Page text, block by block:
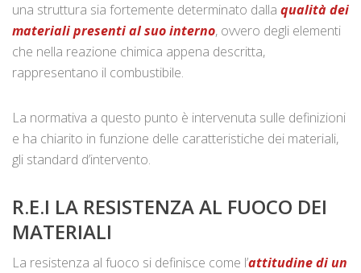
una struttura sia fortemente determinato dalla qualità dei
materiali presenti al suo interno, ovvero degli elementi
che nella reazione chimica appena descritta,
rappresentano il combustibile.
La normativa a questo punto è intervenuta sulle definizioni
e ha chiarito in funzione delle caratteristiche dei materiali,
gli standard d’intervento.
R.E.I LA RESISTENZA AL FUOCO DEI
MATERIALI
La resistenza al fuoco si definisce come l’attitudine di un